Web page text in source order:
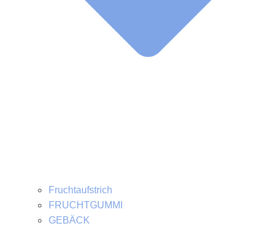
Fruchtaufstrich
FRUCHTGUMMI
GEBÄCK